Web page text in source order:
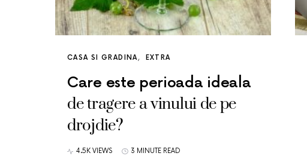
CASA SI GRADINA EXTRA
Care este perioada ideala
de tragere a vinului de pe
drojdie?
4.5K VIEWS 3 MINUTE READ